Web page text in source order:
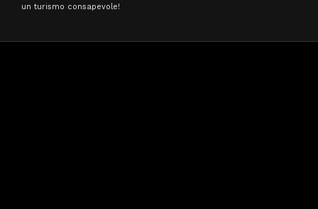
un turismo consapevole!